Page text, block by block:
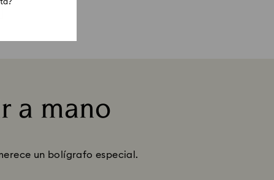
a mano
un bolígrafo especial.